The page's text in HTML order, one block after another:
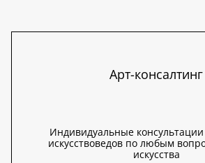
Арт-консалтинг
Индивидуальные
искусствоведов по любым
искусства